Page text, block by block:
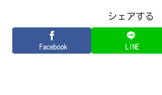
シェアする
Facebook LINE